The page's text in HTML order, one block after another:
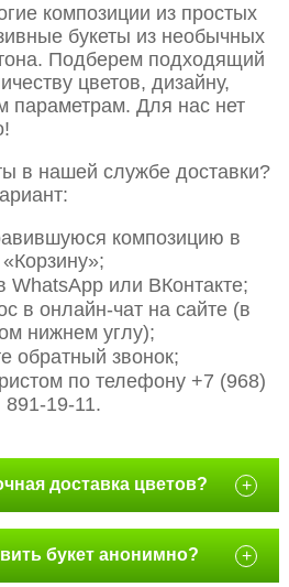
композиции из простых
букеты из необычных
Подберем подходящий
цветов, дизайну,
параметрам. Для нас нет
в нашей службе доставки?
композицию в
«Корзину»;
WhatsApp или ВКонтакте;
в онлайн-чат на сайте (в
нижнем углу);
обратный звонок;
по телефону +7 (968)
891-19-11.
доставка цветов? +
букет анонимно? +